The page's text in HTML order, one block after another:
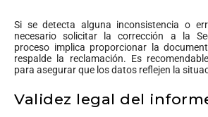
Si se detecta alguna inconsistencia o
necesario solicitar la corrección a la
proceso implica proporcionar la
respalde la reclamación. Es
para asegurar que los datos reflejen la
Validez legal del